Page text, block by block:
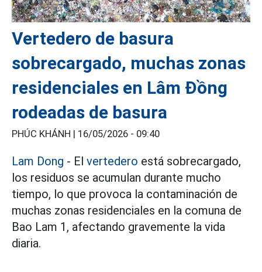
Vertedero de basura
sobrecargado, muchas zonas
residenciales en Lâm Đồng
rodeadas de basura
PHÚC KHÁNH | 16/05/2026 - 09:40
Lam Dong - El vertedero está sobrecargado,
los residuos se acumulan durante mucho
tiempo, lo que provoca la contaminación de
muchas zonas residenciales en la comuna de
Bao Lam 1, afectando gravemente la vida
diaria.